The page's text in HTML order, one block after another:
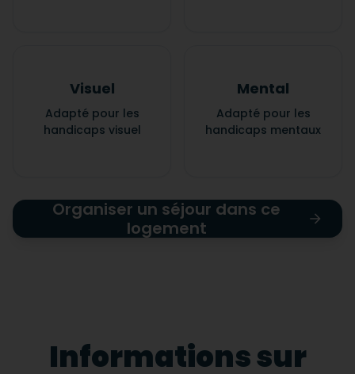
Visuel
Adapté pour les
handicaps visuel
Mental
Adapté pour les
handicaps mentaux
Organiser un séjour dans ce
logement
Informations sur